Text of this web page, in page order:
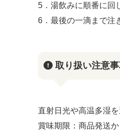
5．湯飲みに順番に回
6．最後の一滴まで注
取り扱い注意
直射日光や高温多湿
賞味期限：商品発送